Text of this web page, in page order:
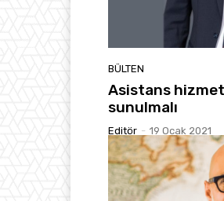
BÜLTEN
Asistans
sunulmalı
Editör - 19 Ocak 2021